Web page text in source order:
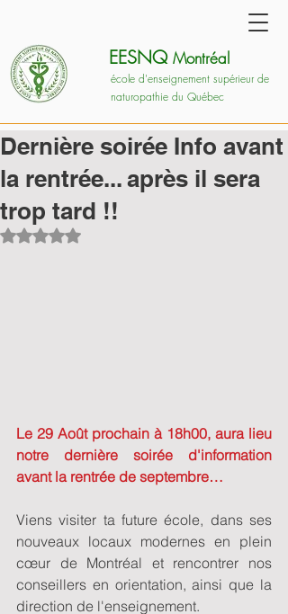
école d'enseignement supérieur de
naturopathie du Québec
EESNQ Montréal
Dernière soirée Info avant
la rentrée... après il sera
trop tard !!
Noté NaN étoiles sur 5.
Le 29 Août prochain à 18h00, aura lieu
notre dernière soirée d'information
avant la rentrée de septembre…
Viens visiter ta future école, dans ses
nouveaux locaux modernes en plein
cœur de Montréal et rencontrer nos
conseillers en orientation, ainsi que la
direction de l'enseignement.